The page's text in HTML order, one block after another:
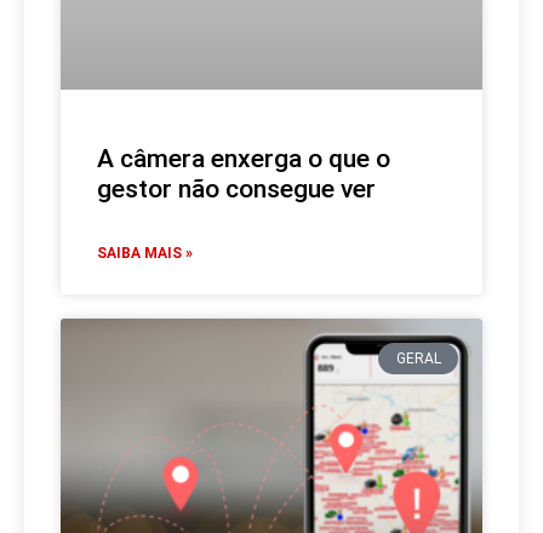
A câmera enxerga o que o
gestor não consegue ver
SAIBA MAIS »
GERAL